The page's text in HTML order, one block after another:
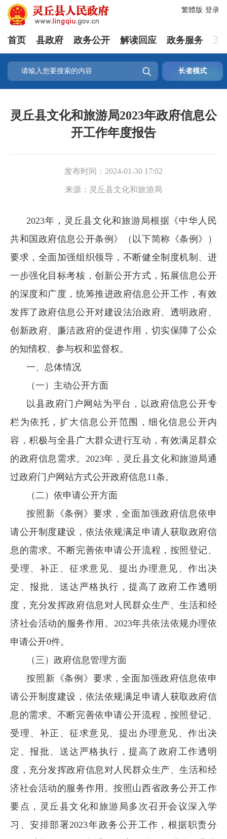
登录
繁體版
首页 县政府 政务公开 解读回应 政务服务 互
 长者模式
灵丘县文化和旅游局2023年政府信息公
开工作年度报告
发布时间： 2024-01-30 17:02
来源： 灵丘县文化和旅游局
2023年，灵丘县文化和旅游局根据《中华人民
共和国政府信息公开条例》（以下简称《条例》）
要求，全面加强组织领导，不断健全制度机制、进
一步强化目标考核，创新公开方式，拓展信息公开
的深度和广度，统筹推进政府信息公开工作，有效
发挥了政府信息公开对建设法治政府、透明政府、
创新政府、廉洁政府的促进作用，切实保障了公众
的知情权、参与权和监督权。
一、总体情况
（一）主动公开方面
以县政府门户网站为平台，以政府信息公开专
栏为依托，扩大信息公开范围，细化信息公开内
容，积极与全县广大群众进行互动，有效满足群众
的政府信息需求。2023年，灵丘县文化和旅游局通
过政府门户网站方式公开政府信息11条。
（二）依申请公开方面
按照新《条例》要求，全面加强政府信息依申
请公开制度建设，依法依规满足申请人获取政府信
息的需求。不断完善依申请公开流程，按照登记、
受理、补正、征求意见、提出办理意见、作出决
定、报批、送达严格执行，提高了政府工作透明
度，充分发挥政府信息对人民群众生产、生活和经
济社会活动的服务作用。2023年共依法依规办理依
申请公开0件。
（三）政府信息管理方面
按照新《条例》要求，全面加强政府信息依申
请公开制度建设，依法依规满足申请人获取政府信
息的需求。不断完善依申请公开流程，按照登记、
受理、补正、征求意见、提出办理意见、作出决
定、报批、送达严格执行，提高了政府工作透明
度，充分发挥政府信息对人民群众生产、生活和经
济社会活动的服务作用。按照山西省政务公开工作
要点，灵丘县文化和旅游局多次召开会议深入学
习、安排部署2023年政务公开工作，根据职责分